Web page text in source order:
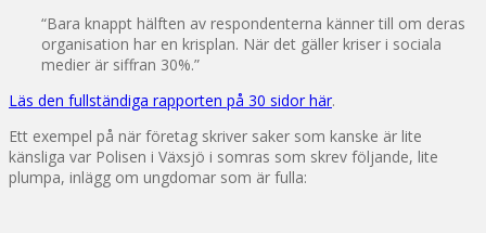
“Bara knappt hälften av respondenterna känner till om deras
organisation har en krisplan. När det gäller kriser i sociala
medier är siffran 30%.”
Läs den fullständiga rapporten på 30 sidor här.
Ett exempel på när företag skriver saker som kanske är lite
känsliga var Polisen i Växsjö i somras som skrev följande, lite
plumpa, inlägg om ungdomar som är fulla: